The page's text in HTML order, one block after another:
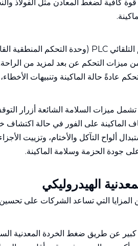
التحكم عن بعد لمزيد من
عادةً حالة الماكينة وتنبيهات
تشمل ميزات السلامة الشائعة أزرار
على الفور في حالة اكتشاف
ألواح التآكل والأختام، وتزييت
جودة الحزمة وسلامة الماكينة.
الهيدروليكي
المزايا التي تساعد الشركات على
عن طريق ضغط الخردة المعدنية